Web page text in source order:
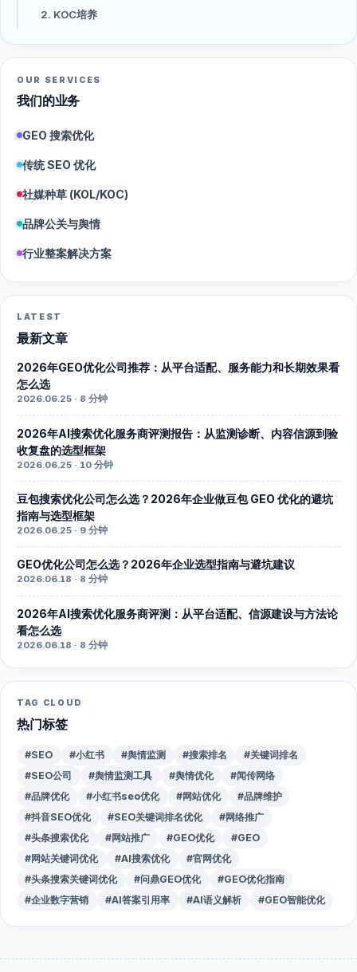
2. KOC培养
OUR SERVICES
我们的业务
GEO 搜索优化
传统 SEO 优化
社媒种草 (KOL/KOC)
品牌公关与舆情
行业整案解决方案
LATEST
最新文章
2026年GEO优化公司推荐：从平台适配、服务能力和长期效果看
怎么选
2026.06.25 · 8 分钟
2026年AI搜索优化服务商评测报告：从监测诊断、内容信源到验
收复盘的选型框架
2026.06.25 · 10 分钟
豆包搜索优化公司怎么选？2026年企业做豆包 GEO 优化的避坑
指南与选型框架
2026.06.25 · 9 分钟
GEO优化公司怎么选？2026年企业选型指南与避坑建议
2026.06.18 · 8 分钟
2026年AI搜索优化服务商评测：从平台适配、信源建设与方法论
看怎么选
2026.06.18 · 8 分钟
TAG CLOUD
热门标签
#SEO #小红书 #舆情监测 #搜索排名
#关键词排名
#SEO公司
#舆情监测工具 #舆情优化
#闻传网络
#品牌优化
#小红书seo优化 #网站优化
#品牌维护
#抖音SEO优化
#SEO关键词排名优化
#网络推广
#头条搜索优化
#网站推广 #GEO优化
#GEO
#网站关键词优化
#AI搜索优化
#官网优化
#头条搜索关键词优化
#问鼎GEO优化
#GEO优化指南
#企业数字营销
#AI答案引用率 #AI语义解析 #GEO智能优化